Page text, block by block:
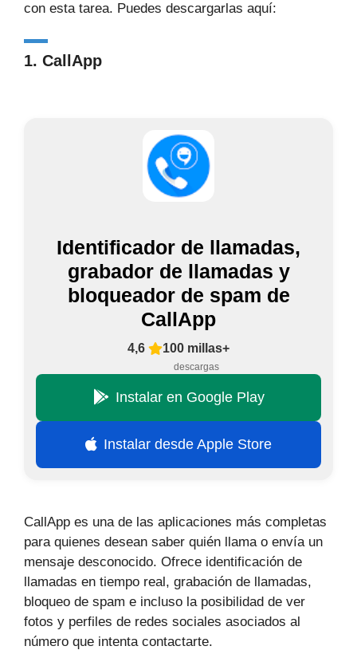
con esta tarea. Puedes descargarlas aquí:
1. CallApp
Identificador de llamadas,
grabador de llamadas y
bloqueador de spam de
CallApp
4,6 100 millas+
descargas
Instalar en Google Play
Instalar desde Apple Store
CallApp es una de las aplicaciones más completas
para quienes desean saber quién llama o envía un
mensaje desconocido. Ofrece identificación de
llamadas en tiempo real, grabación de llamadas,
bloqueo de spam e incluso la posibilidad de ver
fotos y perfiles de redes sociales asociados al
número que intenta contactarte.